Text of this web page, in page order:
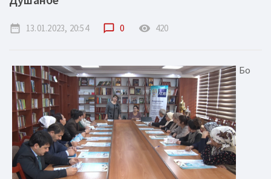
date_range 13.01.2023, 20:54 chat_bubble_outline 0 remove_red_eye 420
Бо